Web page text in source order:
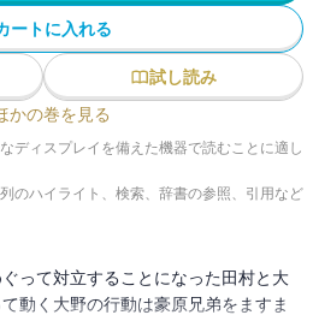
ートに入れる
試し読み
かの巻を見る
ディスプレイを備えた機器で読むことに適し
のハイライト、検索、辞書の参照、引用など
って対立することになった田村と大
動く大野の行動は豪原兄弟をますま